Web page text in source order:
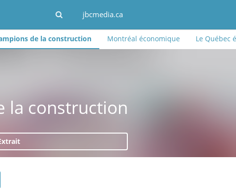
jbcmedia.ca
de la construction Montréal économique Le Québec
la construction